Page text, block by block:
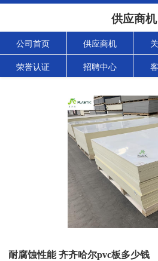
供应商机
公司首页 供应商机
荣誉认证 招聘中心
耐腐蚀性能 齐齐哈尔pvc板多少钱